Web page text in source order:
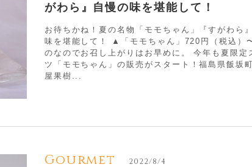
がわら』自慢の味を堪能して！
お待ちかね！夏の名物「モモちゃん」『すがわら
味を堪能して！ ▲「モモちゃん」720円（税込）
のなのでお召し上がりはお早めに。 今年も夏限定
ツ「モモちゃん」の販売がスタート！福島県飯坂
屋果樹...
Gourmet 2022/8/4